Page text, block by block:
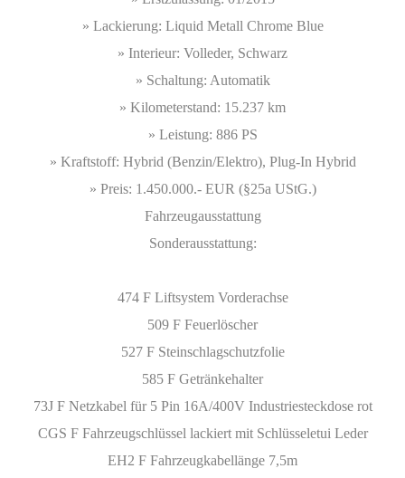
» Lackierung: Liquid Metall Chrome Blue
» Interieur: Volleder, Schwarz
» Schaltung: Automatik
» Kilometerstand: 15.237 km
» Leistung: 886 PS
» Kraftstoff: Hybrid (Benzin/Elektro), Plug-In Hybrid
» Preis: 1.450.000.- EUR (§25a UStG.)
Fahrzeugausstattung
Sonderausstattung:
474 F Liftsystem Vorderachse
509 F Feuerlöscher
527 F Steinschlagschutzfolie
585 F Getränkehalter
73J F Netzkabel für 5 Pin 16A/400V Industriesteckdose rot
CGS F Fahrzeugschlüssel lackiert mit Schlüsseletui Leder
EH2 F Fahrzeugkabellänge 7,5m